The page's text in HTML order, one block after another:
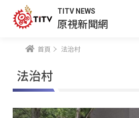
TITV NEWS
原視新聞網
首頁 法治村
法治村